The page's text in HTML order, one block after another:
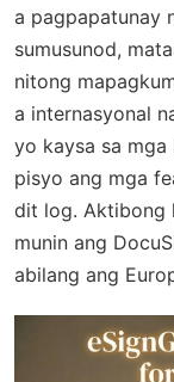
a pagpapatunay
sumusunod,
nitong
a internasyonal
yo kaysa sa mga
pisyo ang mga
dit log. Aktibong
munin ang
abilang ang